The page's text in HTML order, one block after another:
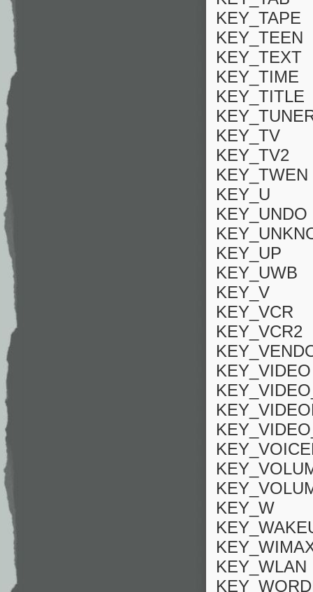
KEY_TAPE
KEY_TEEN
KEY_TEXT
KEY_TIME
KEY_TITLE
KEY_TV
KEY_TV2
KEY_TWEN
KEY_U
KEY_UNDO
KEY_UP
KEY_UWB
KEY_V
KEY_VCR
KEY_VCR2
KEY_VIDEO
KEY_W
KEY_WLAN